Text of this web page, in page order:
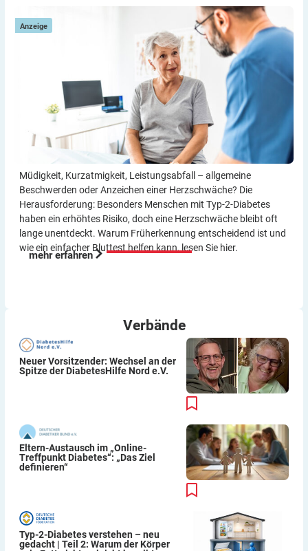
Anzeige
Müdigkeit, Kurzatmigkeit, Leistungsabfall – allgemeine
Beschwerden oder Anzeichen einer Herzschwäche? Die
Herausforderung: Besonders Menschen mit Typ-2-Diabetes
haben ein erhöhtes Risiko, doch eine Herzschwäche bleibt oft
lange unentdeckt. Warum Früherkennung entscheidend ist und
wie ein einfacher Bluttest helfen kann, lesen Sie hier.
mehr erfahren
Verbände
Neuer Vorsitzender: Wechsel an der
Spitze der DiabetesHilfe Nord e.V.
Eltern-Austausch im „Online-
Treffpunkt Diabetes“: „Das Ziel
definieren“
Typ-2-Diabetes verstehen – neu
gedacht | Teil 2: Warum der Körper